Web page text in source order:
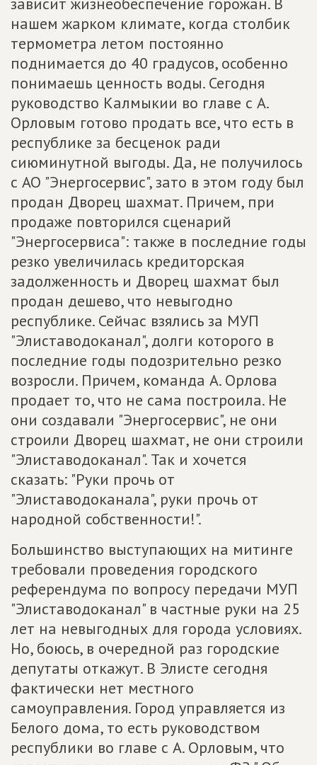
нашем жарком климате, когда столбик
термометра летом постоянно
поднимается до 40 градусов, особенно
понимаешь ценность воды. Сегодня
руководство Калмыкии во главе с А.
Орловым готово продать все, что есть в
республике за бесценок ради
сиюминутной выгоды. Да, не получилось
с АО "Энергосервис", зато в этом году был
продан Дворец шахмат. Причем, при
продаже повторился сценарий
"Энергосервиса": также в последние годы
резко увеличилась кредиторская
задолженность и Дворец шахмат был
продан дешево, что невыгодно
республике. Сейчас взялись за МУП
"Элиставодоканал", долги которого в
последние годы подозрительно резко
возросли. Причем, команда А. Орлова
продает то, что не сама построила. Не
они создавали "Энергосервис", не они
строили Дворец шахмат, не они строили
"Элиставодоканал". Так и хочется
сказать: "Руки прочь от
"Элиставодоканала", руки прочь от
народной собственности!".
Большинство выступающих на митинге
требовали проведения городского
референдума по вопросу передачи МУП
"Элиставодоканал" в частные руки на 25
лет на невыгодных для города условиях.
Но, боюсь, в очередной раз городские
депутаты откажут. В Элисте сегодня
фактически нет местного
самоуправления. Город управляется из
Белого дома, то есть руководством
республики во главе с А. Орловым, что